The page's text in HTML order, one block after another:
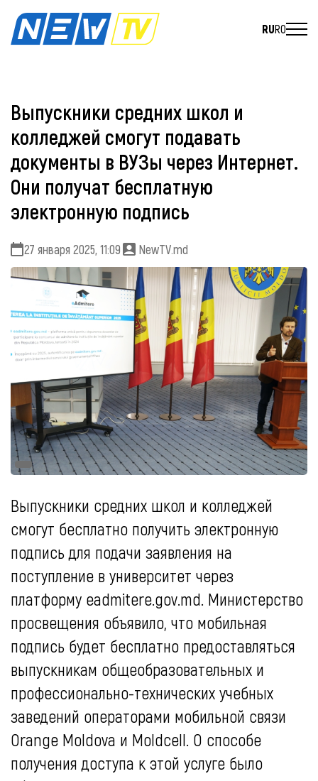
RURO
Выпускники средних школ и
колледжей смогут подавать
документы в ВУЗы через Интернет.
Они получат бесплатную
электронную подпись
27 января 2025, 11:09 NewTV.md
Выпускники средних школ и колледжей
смогут бесплатно получить электронную
подпись для подачи заявления на
поступление в университет через
платформу eadmitere.gov.md. Министерство
просвещения объявило, что мобильная
подпись будет бесплатно предоставляться
выпускникам общеобразовательных и
профессионально-технических учебных
заведений операторами мобильной связи
Orange Moldova и Moldcell. О способе
получения доступа к этой услуге было